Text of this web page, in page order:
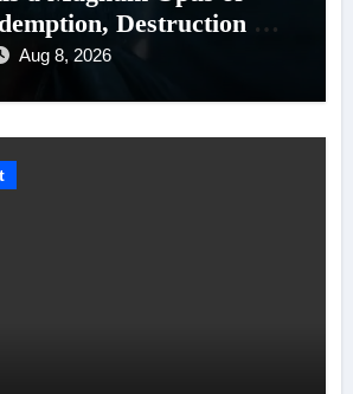
Destruction &
Aug 8, 2026